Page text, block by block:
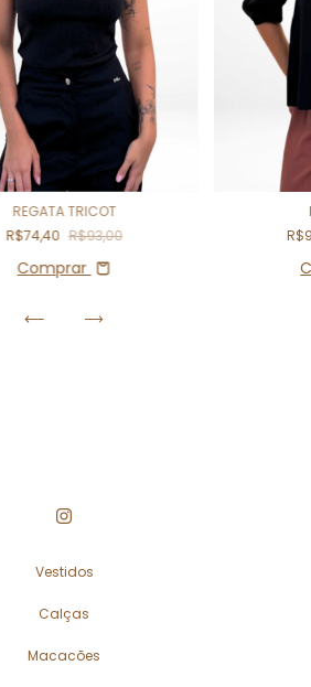
REGATA TRICOT
R$74,40 R$93,00
Comprar
Vestidos
Calças
Macacões